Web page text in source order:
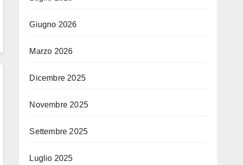
Giugno 2026
Marzo 2026
Dicembre 2025
Novembre 2025
Settembre 2025
Luglio 2025